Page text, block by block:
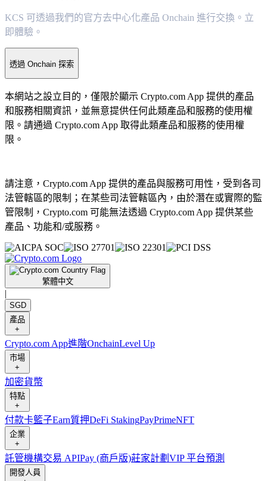
KCS 可透過我們的官方去中心化產品 Onchain 進行交換。立
即體驗。
透過 Onchain 探索
本網站之設立目的，僅限於顯示 Crypto.com App 提供的產品
和服務相關資訊，並無意提供任何此類產品和服務的使用權
限。請通過 Crypto.com App 取得此類產品和服務的使用權
限。
請注意，Crypto.com App 提供的產品與服務可用性，受到各司
法管轄區的限制；在某些司法管轄區內，由於潛在或實際的監
管限制，Crypto.com 可能無法透過 Crypto.com App 提供某些
產品、功能和/或服務。
繁體中文
|
SGD
產品
+
Crypto.com App進階OnchainLevel Up
市場
+
加密貨幣
特點
+
付款卡籃子Earn質押DeFi StakingPayPrimeNFT
企業
+
託管機構交易 APIPay (商戶版)莊家計劃 VIP 平台預測
開發人員